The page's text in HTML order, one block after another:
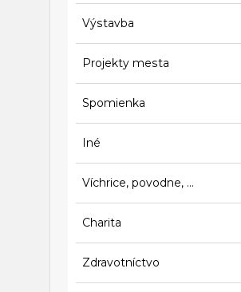
Výstavba
Projekty mesta
Spomienka
Iné
Víchrice, povodne, ...
Charita
Zdravotníctvo